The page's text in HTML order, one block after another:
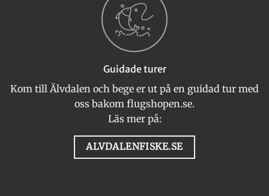
Guidade turer
Kom till Älvdalen och bege er ut på en guidad tur med
oss bakom flugshopen.se.
Läs mer på:
ALVDALENFISKE.SE